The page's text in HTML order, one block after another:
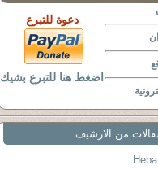
دعوة للتبرع
اضغط هنا للتبرع بشيك
من الارشيف